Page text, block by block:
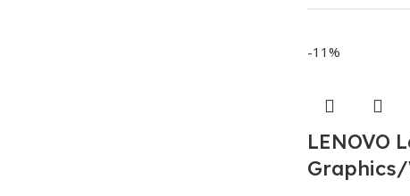
-11%
LENOVO
Graphics/